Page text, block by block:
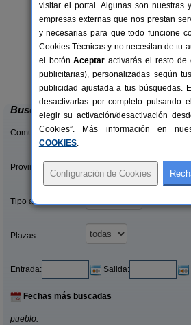
Masia L´Ancornia
Tibi (Alicante)
Buscar
Comunidades:
Provincias/Islas:
Tipo alquiler:
Plazas:
Entrada: Salida:
Fechas más buscadas
pueblo:
visitar el portal. Algunas son nuestras
empresas externas que nos prestan
y necesarias para que todo funcione
Cookies Técnicas y no necesitan de tu
el botónAceptar activarás el resto de
publicitarias), personalizadas según
publicidad ajustada a tus búsquedas.
desactivarlas por completo pulsando
elegir su activación/desactivación
Cookies”. Más información en
COOKIES.